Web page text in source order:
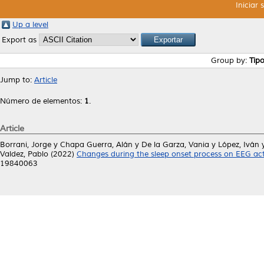
Iniciar
Up a level
Export as
Group by:
Jump to: Article
Número de elementos: 1.
Article
Borrani, Jorge y Chapa Guerra, Alán y De la Garza, Vania y López, Iván
Valdez, Pablo (2022) Changes during the sleep onset process on EEG
19840063